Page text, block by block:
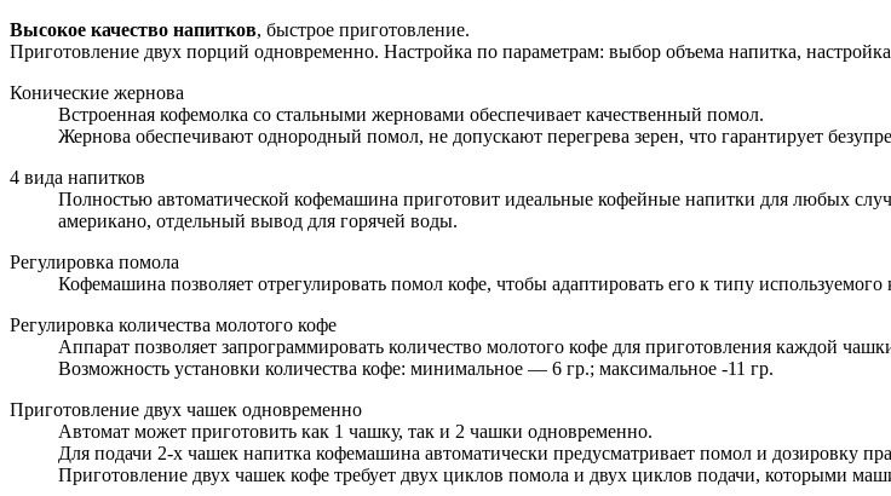
Высокое качество напитков, быстрое приготовление.
Приготовление двух порций одновременно. Настройка по параметрам: выбор объема напитка,
Конические жернова
Встроенная кофемолка со стальными жерновами обеспечивает качественный помол.
Жернова обеспечивают однородный помол, не допускают перегрева зерен, что гарантирует
4 вида напитков
Полностью автоматической кофемашина приготовит идеальные кофейные напитки для любых
американо, отдельный вывод для горячей воды.
Регулировка помола
Кофемашина позволяет отрегулировать помол кофе, чтобы адаптировать его к типу используемого
Регулировка количества молотого кофе
Аппарат позволяет запрограммировать количество молотого кофе для приготовления каждой
Возможность установки количества кофе: минимальное — 6 гр.; максимальное -11 гр.
Приготовление двух чашек одновременно
Автомат может приготовить как 1 чашку, так и 2 чашки одновременно.
Для подачи 2-х чашек напитка кофемашина автоматически предусматривает помол и дозировку
Приготовление двух чашек кофе требует двух циклов помола и двух циклов подачи, которыми